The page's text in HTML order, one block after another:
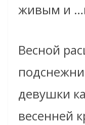
живым и
Весной
девушки
весенней